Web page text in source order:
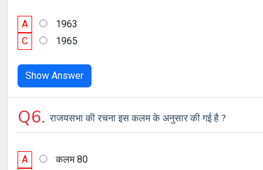
A 1963
C
1965
Show Answer
Q6.राजयसभा की रचना इस कलम के अनुसार की गई है ?
A कलम 80